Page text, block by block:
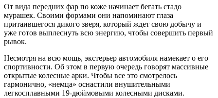
От вида передних фар по коже начинает бегать стадо
мурашек. Своими формами они напоминают глаза
притаившегося дикого зверя, который ждет свою добычу и
уже готов выплеснуть всю энергию, чтобы совершить первый
рывок.
Несмотря на всю мощь, экстерьер автомобиля намекает о его
спортивности. Об этом в первую очередь говорят массивные
открытые колесные арки. Чтобы все это смотрелось
гармонично, «немца» оснастили внушительными
легкосплавными 19-дюймовыми колесными дисками.